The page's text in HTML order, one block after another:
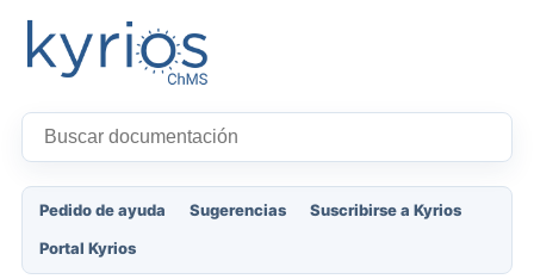
Pedido de ayuda Sugerencias
Suscribirse a Kyrios
Portal Kyrios